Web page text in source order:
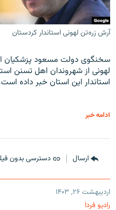
آرش زره‌تن لهونی استاندار کردستان
سخنگوی دولت مسعود پزشکیان
لهونی از شهروندان اهل تسنن
استاندار این استان خبر داده
ادامه خبر
ارسال دسترسی بدون
اردیبهشت ۲۶, ۱۴۰۳
رادیو فردا